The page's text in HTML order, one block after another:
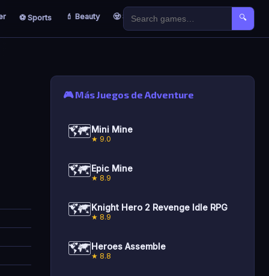
⚽ Sports 💄 Beauty 🧟 Survival 🐣 Kids 🔍
🎮 Más Juegos de Adventure
🗺️Mini Mine
★ 9.0
🗺️Epic Mine
★ 8.9
🗺️Knight Hero 2 Revenge Idle RPG
★ 8.9
🗺️Heroes Assemble
★ 8.8